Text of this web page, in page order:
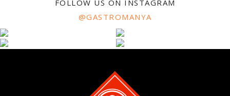
FOLLOW US ON INSTAGRAM
@GASTROMANYA